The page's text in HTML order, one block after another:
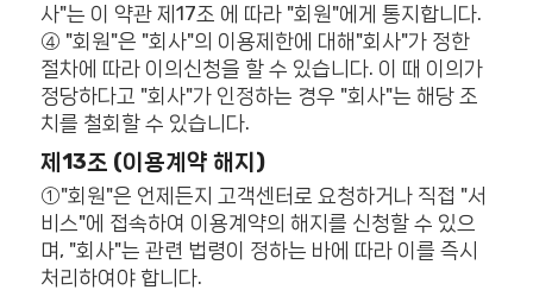
사"는 이 약관 제17조 에 따라 "회원"에게 통지합니다.
④ "회원"은 "회사"의 이용제한에 대해"회사"가 정한
절차에 따라 이의신청을 할 수 있습니다. 이 때 이의가
정당하다고 "회사"가 인정하는 경우 "회사"는 해당 조
치를 철회할 수 있습니다.
제13조 (이용계약 해지)
①"회원"은 언제든지 고객센터로 요청하거나 직접 "서
비스"에 접속하여 이용계약의 해지를 신청할 수 있으
며, "회사"는 관련 법령이 정하는 바에 따라 이를 즉시
처리하여야 합니다.